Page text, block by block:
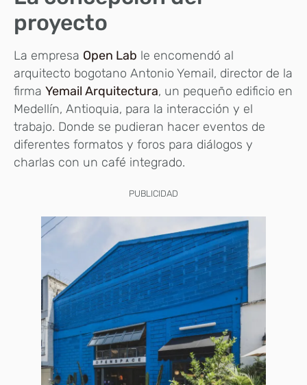
proyecto
La empresa Open Lab le encomendó al
arquitecto bogotano Antonio Yemail, director de la
firma Yemail Arquitectura, un pequeño edificio en
Medellín, Antioquia, para la interacción y el
trabajo. Donde se pudieran hacer eventos de
diferentes formatos y foros para diálogos y
charlas con un café integrado.
PUBLICIDAD